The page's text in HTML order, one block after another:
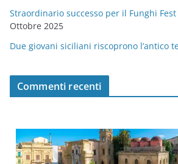
Straordinario successo per il Funghi
Ottobre 2025
Due giovani siciliani riscoprono l’antico
Commenti recenti